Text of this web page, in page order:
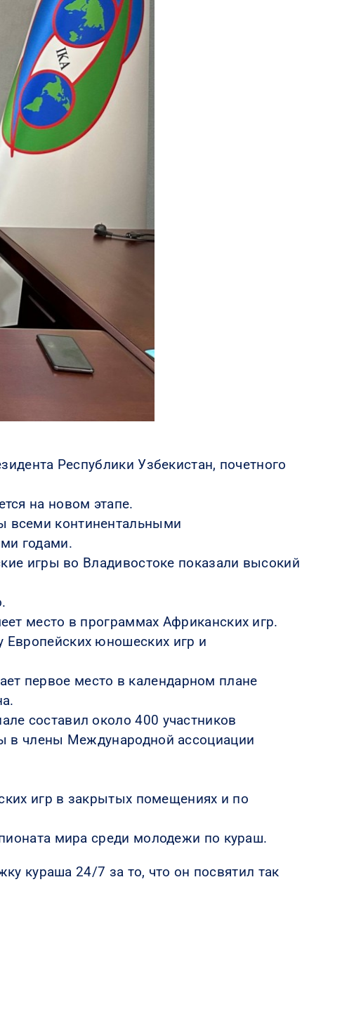
Республики Узбекистан, почетного
на новом этапе.
всеми континентальными
годами.
игры во Владивостоке показали высокий
место в программах Африканских игр.
юношеских игр и
первое место в календарном плане
составил около 400 участников
в члены Международной ассоциации
игр в закрытых помещениях и по
мира среди молодежи по кураш.
кураша 24/7 за то, что он посвятил так